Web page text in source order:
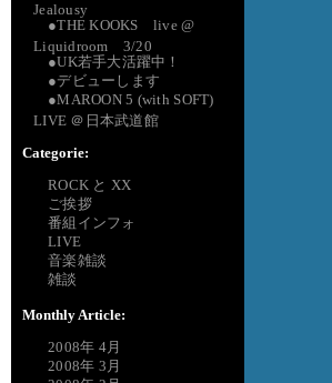
Jealousy
●THE KOOKS live @
Liquidroom 3/20
●UK若手大活躍中！
●デビューします
●MAROON 5 (with SOFT)
LIVE ＠日本武道館
Categorie:
ROCK と XX
ご挨拶
番組インフォ
LIVE
音楽雑談
雑談
Monthly Article:
2008年 4月
2008年 3月